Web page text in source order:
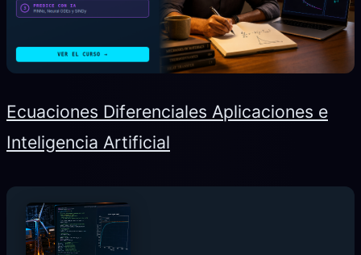
Ecuaciones Diferenciales Aplicaciones e
Inteligencia Artificial